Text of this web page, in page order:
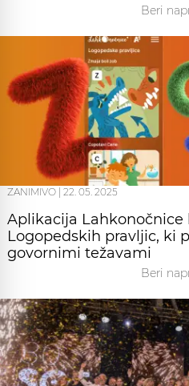
Beri
ZANIMIVO 22. 05. 2025
Aplikacija Lahkonočnice
Logopedskih pravljic, ki
govornimi težavami
Beri